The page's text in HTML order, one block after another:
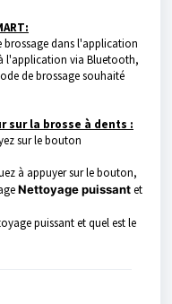
brossage dans l'application
à l'application via Bluetooth,
de brossage souhaité
sur la brosse à dents :
sur le bouton
à appuyer sur le bouton,
Nettoyage puissantet
puissant et quel est le